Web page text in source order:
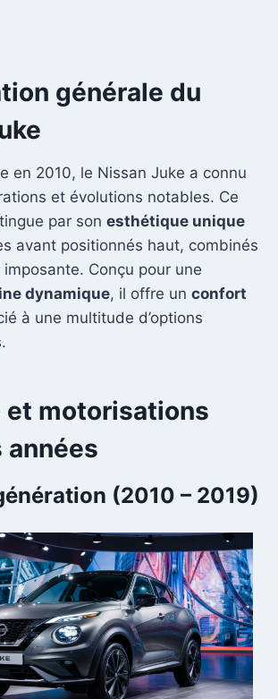
générale du
en 2010, le Nissan Juke a connu
et évolutions notables. Ce
par son esthétique unique
avant positionnés haut, combinés
Conçu pour une
dynamique, il offre un confort
à une multitude d’options
et motorisations
années
(2010 – 2019)